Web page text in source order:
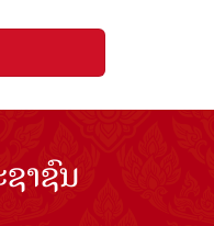
າຊົນ